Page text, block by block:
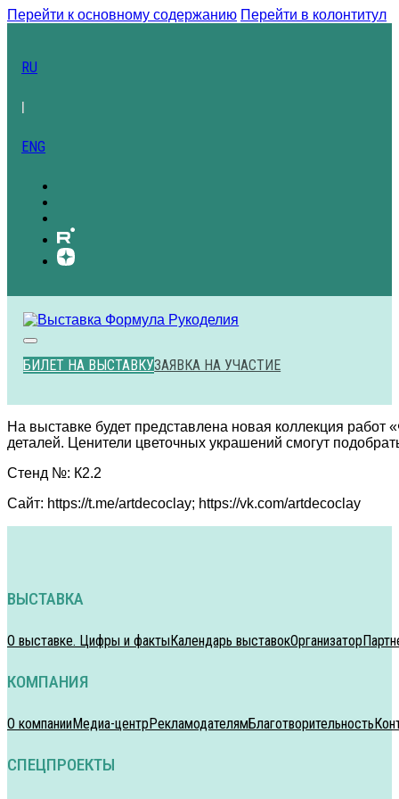
Перейти к основному содержанию Перейти в колонтитул
RU
ENG
БИЛЕТ НА ВЫСТАВКУЗАЯВКА НА УЧАСТИЕ
На выставке будет представлена новая коллекция
деталей. Ценители цветочных украшений смогут
Стенд №: К2.2
Сайт: https://t.me/artdecoclay; https://vk.com/artdecoclay
ВЫСТАВКА
О выставке. Цифры и фактыКалендарь выставокОрганизатор
КОМПАНИЯ
О компанииМедиа-центрРекламодателямБлаготворительность
СПЕЦПРОЕКТЫ